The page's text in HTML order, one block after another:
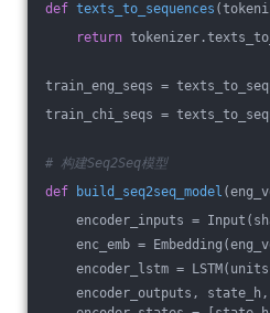
def texts_to_sequences
return
train_eng_seqs =
train_chi_seqs =
# 构建Seq2Seq模型
def
build_seq2seq_model
encoder_inputs =
enc_emb =
encoder_lstm =
encoder_outputs, state_h,